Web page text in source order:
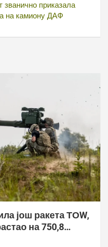
званично приказала
на камиону ДАФ
још ракета ТОW,
на 750,8